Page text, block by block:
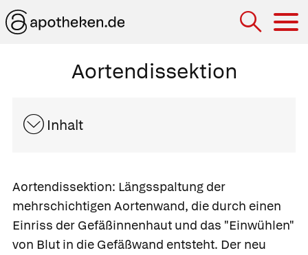
Aortendissektion
Inhalt
Aortendissektion: Längsspaltung der
mehrschichtigen Aortenwand, die durch einen
Einriss der Gefäßinnenhaut und das "Einwühlen"
von Blut in die Gefäßwand entsteht. Der neu